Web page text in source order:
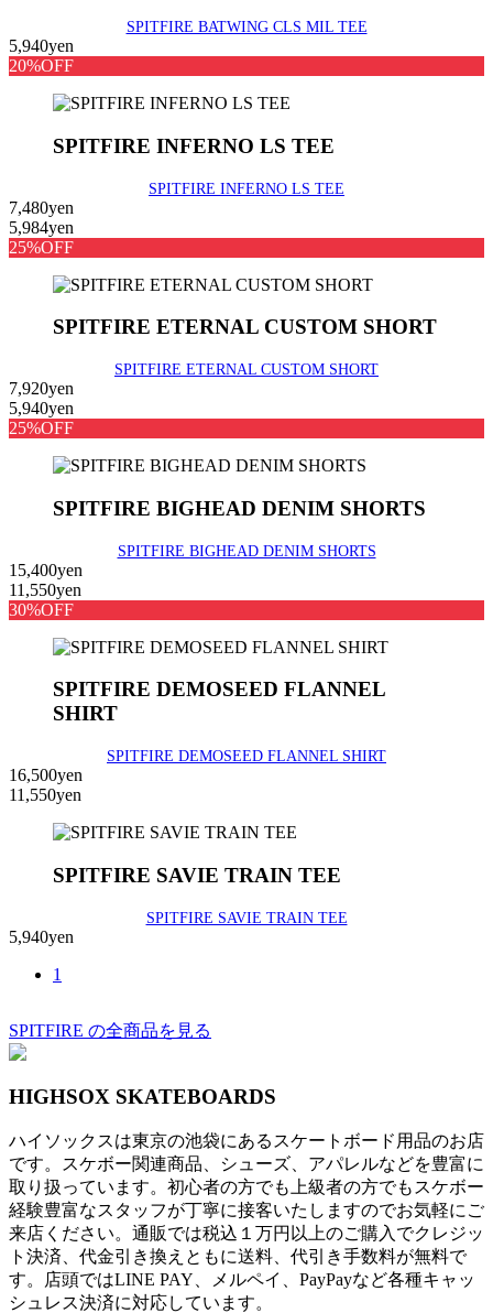
SPITFIRE BATWING CLS MIL TEE
5,940yen
20%OFF
SPITFIRE INFERNO LS TEE
SPITFIRE INFERNO LS TEE
7,480yen
5,984yen
25%OFF
SPITFIRE ETERNAL CUSTOM SHORT
SPITFIRE ETERNAL CUSTOM SHORT
7,920yen
5,940yen
25%OFF
SPITFIRE BIGHEAD DENIM SHORTS
SPITFIRE BIGHEAD DENIM SHORTS
15,400yen
11,550yen
30%OFF
SPITFIRE DEMOSEED FLANNEL
SHIRT
SPITFIRE DEMOSEED FLANNEL SHIRT
16,500yen
11,550yen
SPITFIRE SAVIE TRAIN TEE
SPITFIRE SAVIE TRAIN TEE
5,940yen
1
SPITFIRE の全商品を見る
HIGHSOX SKATEBOARDS
ハイソックスは東京の池袋にあるスケートボード用品のお店
です。スケボー関連商品、シューズ、アパレルなどを豊富に
取り扱っています。初心者の方でも上級者の方でもスケボー
経験豊富なスタッフが丁寧に接客いたしますのでお気軽にご
来店ください。通販では税込１万円以上のご購入でクレジッ
ト決済、代金引き換えともに送料、代引き手数料が無料で
す。店頭ではLINE PAY、メルペイ、PayPayなど各種キャッ
シュレス決済に対応しています。